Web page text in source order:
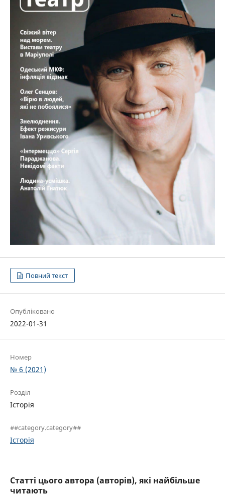
Повний текст
Опубліковано
2022-01-31
Номер
№ 6 (2021)
Розділ
Історія
##category.category##
Історія
Статті цього автора (авторів), які найбільше
читають